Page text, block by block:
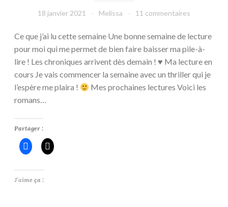
18 janvier 2021 Melissa 11 commentaires
Ce que j’ai lu cette semaine Une bonne semaine de lecture
pour moi qui me permet de bien faire baisser ma pile-à-
lire ! Les chroniques arrivent dès demain ! ♥ Ma lecture en
cours Je vais commencer la semaine avec un thriller qui je
l’espère me plaira !
Mes prochaines lectures Voici les
romans…
Partager :
J’aime ça :